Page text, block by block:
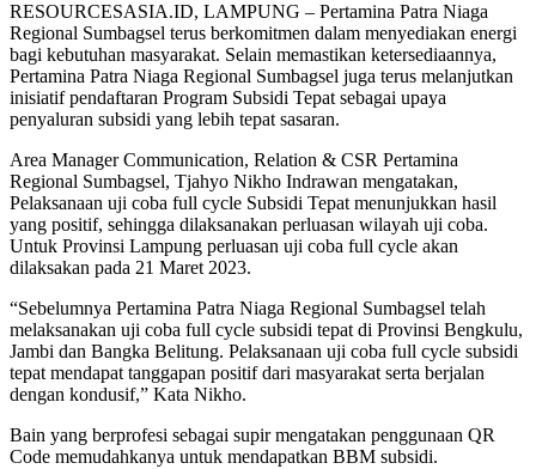
RESOURCESASIA.ID, LAMPUNG – Pertamina Patra Niaga
Regional Sumbagsel terus berkomitmen dalam menyediakan energi
bagi kebutuhan masyarakat. Selain memastikan ketersediaannya,
Pertamina Patra Niaga Regional Sumbagsel juga terus melanjutkan
inisiatif pendaftaran Program Subsidi Tepat sebagai upaya
penyaluran subsidi yang lebih tepat sasaran.
Area Manager Communication, Relation & CSR Pertamina
Regional Sumbagsel, Tjahyo Nikho Indrawan mengatakan,
Pelaksanaan uji coba full cycle Subsidi Tepat menunjukkan hasil
yang positif, sehingga dilaksanakan perluasan wilayah uji coba.
Untuk Provinsi Lampung perluasan uji coba full cycle akan
dilaksakan pada 21 Maret 2023.
“Sebelumnya Pertamina Patra Niaga Regional Sumbagsel telah
melaksanakan uji coba full cycle subsidi tepat di Provinsi Bengkulu,
Jambi dan Bangka Belitung. Pelaksanaan uji coba full cycle subsidi
tepat mendapat tanggapan positif dari masyarakat serta berjalan
dengan kondusif,” Kata Nikho.
Bain yang berprofesi sebagai supir mengatakan penggunaan QR
Code memudahkanya untuk mendapatkan BBM subsidi.